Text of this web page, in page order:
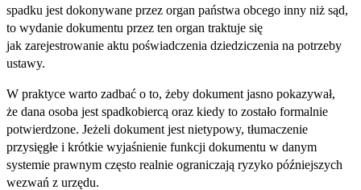
spadku jest dokonywane przez organ państwa obcego inny niż sąd,
to wydanie dokumentu przez ten organ traktuje się
jak zarejestrowanie aktu poświadczenia dziedziczenia na potrzeby
ustawy.
W praktyce warto zadbać o to, żeby dokument jasno pokazywał,
że dana osoba jest spadkobiercą oraz kiedy to zostało formalnie
potwierdzone. Jeżeli dokument jest nietypowy, tłumaczenie
przysięgłe i krótkie wyjaśnienie funkcji dokumentu w danym
systemie prawnym często realnie ograniczają ryzyko późniejszych
wezwań z urzędu.